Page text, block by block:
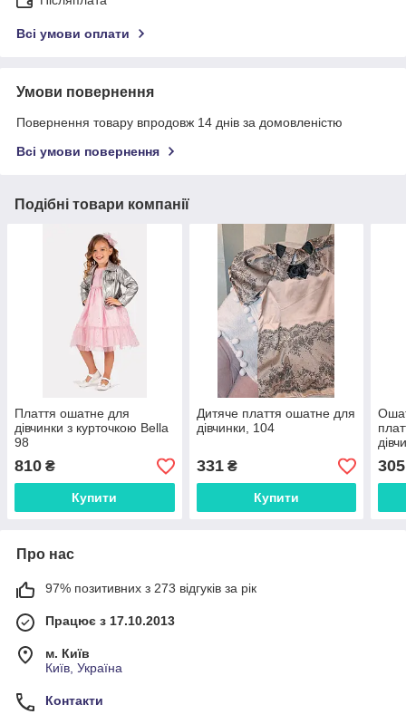
Всі умови оплати
Умови повернення
Повернення товару впродовж 14 днів за домовленістю
Всі умови повернення
Подібні товари компанії
Плаття ошатне для
дівчинки з курточкою Bella
98
810 ₴
Купити
Дитяче плаття ошатне для
дівчинки, 104
331₴
Купити
305
Про нас
97% позитивних з 273 відгуків за рік
Працює з 17.10.2013
м. Київ
Київ, Україна
Контакти